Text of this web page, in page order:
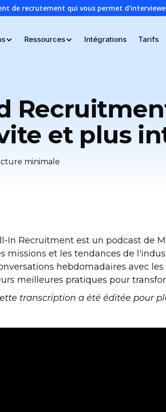
de recrutement qui vous permet
Ressources Intégrations Tarifs
et plus
minimale
In Recruitment est un podcast de
missions et les tendances de
hebdomadaires avec
meilleures pratiques pour
transcription a été éditée pour